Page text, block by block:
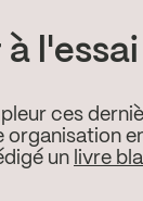
à
ces
organisation
un livre